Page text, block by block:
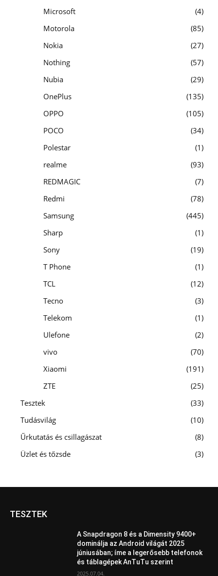
Microsoft
4
Motorola
85
Nokia
27
Nothing
57
Nubia
29
OnePlus
135
OPPO
105
POCO
34
Polestar
1
realme
93
REDMAGIC
7
Redmi
78
Samsung
445
Sharp
1
Sony
19
T Phone
1
TCL
12
Tecno
3
Telekom
1
Ulefone
2
vivo
70
Xiaomi
191
ZTE
25
Tesztek
33
Tudásvilág
10
Űrkutatás és csillagászat
8
Üzlet és tőzsde
3
TESZTEK
A Snapdragon 8 és a Dimensity 9400+
dominálja az Android világát 2025
júniusában; íme a legerősebb telefonok
és táblagépek AnTuTu szerint
2025.07.04.